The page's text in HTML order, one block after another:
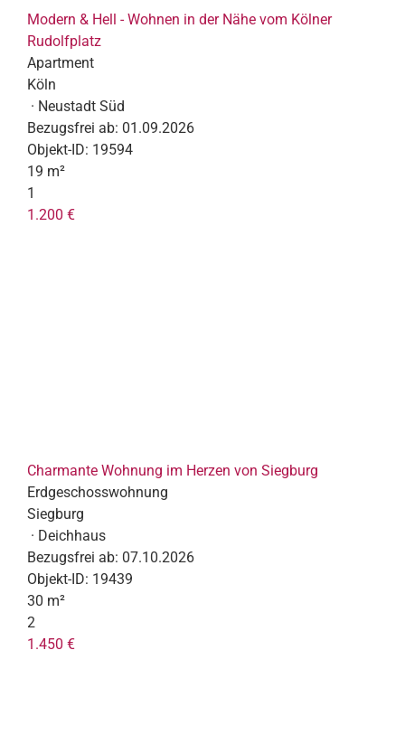
Modern & Hell - Wohnen in der Nähe vom Kölner
Rudolfplatz
Apartment
Köln
· Neustadt Süd
Bezugsfrei ab: 01.09.2026
Objekt-ID: 19594
19 m²
1
1.200 €
Charmante Wohnung im Herzen von Siegburg
Erdgeschosswohnung
Siegburg
· Deichhaus
Bezugsfrei ab: 07.10.2026
Objekt-ID: 19439
30 m²
2
1.450 €